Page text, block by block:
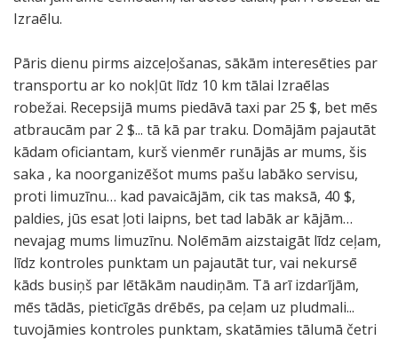
Izraēlu.
Pāris dienu pirms aizceļošanas, sākām interesēties par
transportu ar ko nokļūt līdz 10 km tālai Izraēlas
robežai. Recepsijā mums piedāvā taxi par 25 $, bet mēs
atbraucām par 2 $... tā kā par traku. Domājām pajautāt
kādam oficiantam, kurš vienmēr runājās ar mums, šis
saka , ka noorganizēšot mums pašu labāko servisu,
proti limuzīnu… kad pavaicājām, cik tas maksā, 40 $,
paldies, jūs esat ļoti laipns, bet tad labāk ar kājām…
nevajag mums limuzīnu. Nolēmām aizstaigāt līdz ceļam,
līdz kontroles punktam un pajautāt tur, vai nekursē
kāds busiņš par lētākām naudiņām. Tā arī izdarījām,
mēs tādās, pieticīgās drēbēs, pa ceļam uz pludmali...
tuvojāmies kontroles punktam, skatāmies tālumā četri